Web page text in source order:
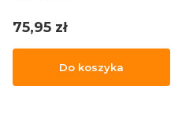
Cena
75,95 zł
Do koszyka